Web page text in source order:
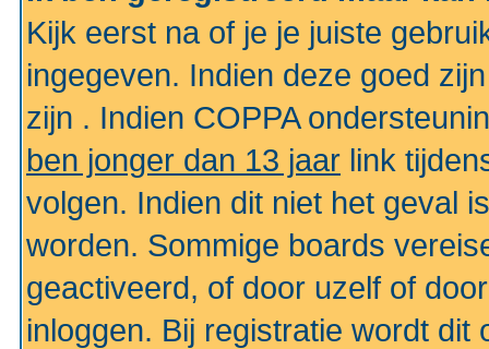
Kijk eerst na of je je juiste
ingegeven. Indien deze goed
zijn . Indien COPPA
ben jonger dan 13 jaar link
volgen. Indien dit niet het geval
worden. Sommige boards
geactiveerd, of door uzelf of
inloggen. Bij registratie wordt dit